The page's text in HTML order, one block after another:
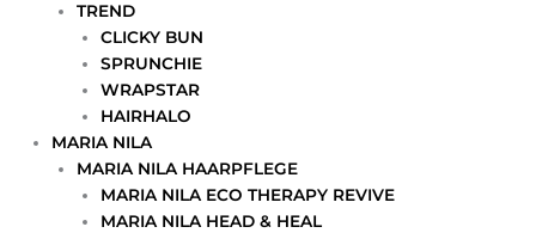
TREND
CLICKY BUN
SPRUNCHIE
WRAPSTAR
HAIRHALO
MARIA NILA
MARIA NILA HAARPFLEGE
MARIA NILA ECO THERAPY REVIVE
MARIA NILA HEAD & HEAL